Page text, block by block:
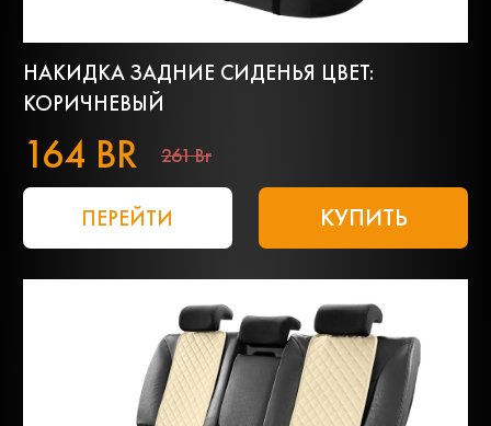
НАКИДКА ЗАДНИЕ СИДЕНЬЯ ЦВЕТ:
КОРИЧНЕВЫЙ
164 BR 261 Br
ПЕРЕЙТИ КУПИТЬ